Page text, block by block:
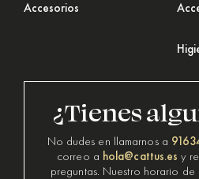
Accesorios
¿Tienes
No dudes en llamarnos a
correo a hola@cattus.es y
preguntas. Nuestro horario